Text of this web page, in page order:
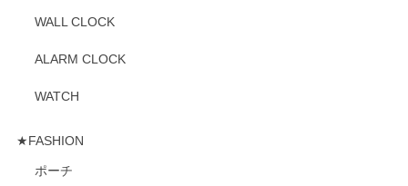
WALL CLOCK
ALARM CLOCK
WATCH
★FASHION
ポーチ